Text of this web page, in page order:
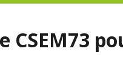
CSEM73